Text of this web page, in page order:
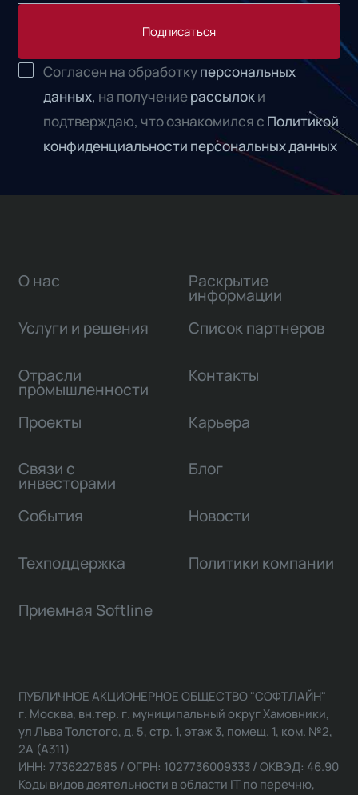
Подписаться
Согласен на обработкуперсональных
данных, на получениерассылоки
подтверждаю, что ознакомился с Политикой
конфиденциальности персональных данных
О нас
Услуги и решения
Отрасли
промышленности
Проекты
Связи с
инвесторами
Раскрытие
информации
Список партнеров
Контакты
Карьера
Блог
События Новости
Техподдержка Политики компании
Приемная Softline
ПУБЛИЧНОЕ АКЦИОНЕРНОЕ ОБЩЕСТВО "СОФТЛАЙН"
г. Москва, вн.тер. г. муниципальный округ Хамовники,
ул Льва Толстого, д. 5, стр. 1, этаж 3, помещ. 1, ком. №2,
2А (А311)
ИНН: 7736227885 / ОГРН: 1027736009333 / ОКВЭД: 46.90
Коды видов деятельности в области IT по перечню,